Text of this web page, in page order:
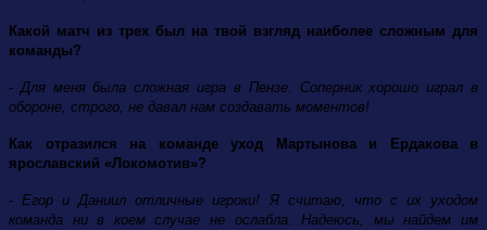
Какой матч из трех был на твой взгляд наиболее сложным для
команды?
- Для меня была сложная игра в Пензе. Соперник хорошо играл в
обороне, строго, не давал нам создавать моментов!
Как отразился на команде уход Мартынова и Ердакова в
ярославский «Локомотив»?
- Егор и Даниил отличные игроки! Я считаю, что с их уходом
команда ни в коем случае не ослабла. Надеюсь, мы найдем им